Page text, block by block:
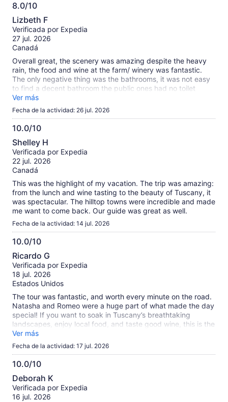
8.0/10
8.0
de
10
Lizbeth F
Verificada por Expedia
27 jul. 2026
Canadá
Overall great, the scenery was amazing despite the heavy
rain, the food and wine at the farm/ winery was fantastic.
The only negative thing was the bathrooms, it was not easy
to find a decent bathroom the public ones had no toilet
paper.
Ver más
Fecha de la actividad: 26 jul. 2026
10.0/10
10.0
de
10
Shelley H
Verificada por Expedia
22 jul. 2026
Canadá
This was the highlight of my vacation. The trip was amazing:
from the lunch and wine tasting to the beauty of Tuscany, it
was spectacular. The hilltop towns were incredible and made
me want to come back. Our guide was great as well.
Fecha de la actividad: 14 jul. 2026
10.0/10
10.0
de
10
Ricardo G
Verificada por Expedia
18 jul. 2026
Estados Unidos
The tour was fantastic, and worth every minute on the road.
Natasha and Romeo were a huge part of what made the day
special! If you want to soak in Tuscany’s breathtaking
landscapes, enjoy local food, and taste good wine, this is the
tour to take!!!
Ver más
Fecha de la actividad: 17 jul. 2026
10.0/10
10.0
de
10
Deborah K
Verificada por Expedia
16 jul. 2026